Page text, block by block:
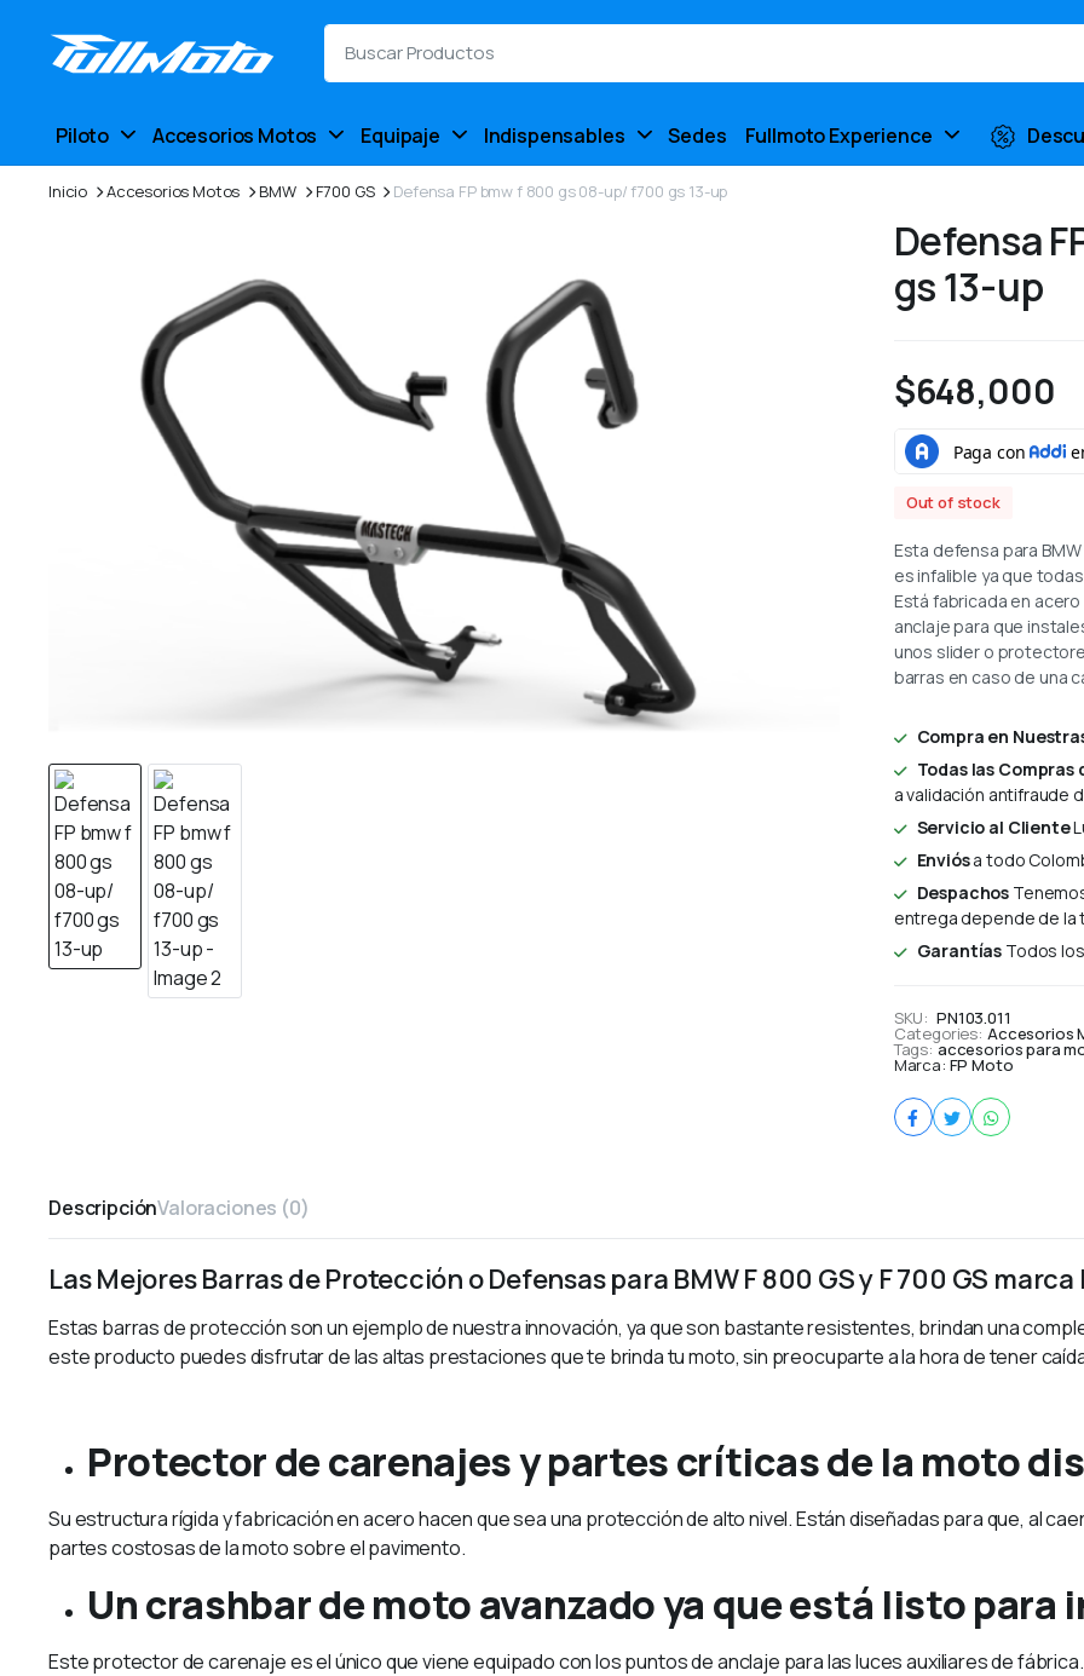
Piloto Accesorios Motos Equipaje Indispensables Sedes Fullmoto Experience
Inicio Accesorios Motos BMW F700 GS Defensa FP bmw f 800 gs 08-up/ f700 gs 13-up
Defensa
gs 13-up
$648,000
Out of stock
Esta defensa para
es infalible ya que
Está fabricada en
anclaje para que
unos slider o
barras en caso de una
Compra en
Todas las Compras
a validación antifraude
Servicio al Cliente
Enviósa todo
Despachos
entrega depende de la
Garantías Todos
SKU: PN103.011
Categories: Accesorios
Tags: accesorios para
Marca: FP Moto
DescripciónValoraciones (0)
Las Mejores Barras de Protección o Defensas para BMW F 800 GS y F 700 GS
Estas barras de protección son un ejemplo de nuestra innovación, ya que son bastante resistentes, brindan una
este producto puedes disfrutar de las altas prestaciones que te brinda tu moto, sin preocuparte a la hora de tener
Protector de carenajes y partes críticas de la moto
Su estructura rígida y fabricación en acero hacen que sea una protección de alto nivel. Están diseñadas para que, al
partes costosas de la moto sobre el pavimento.
Un crashbar de moto avanzado ya que está listo
Este protector de carenaje es el único que viene equipado con los puntos de anclaje para las luces auxiliares de